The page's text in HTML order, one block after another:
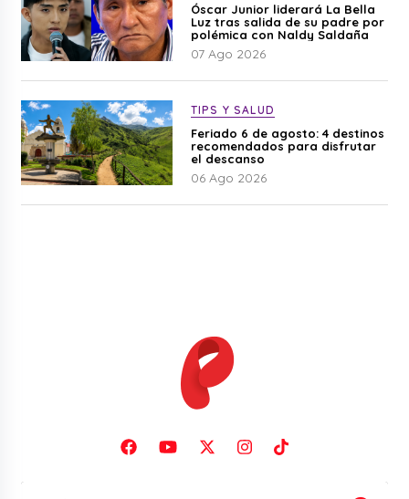
Óscar Junior liderará La Bella
Luz tras salida de su padre por
polémica con Naldy Saldaña
07 Ago 2026
TIPS Y SALUD
Feriado 6 de agosto: 4 destinos
recomendados para disfrutar
el descanso
06 Ago 2026